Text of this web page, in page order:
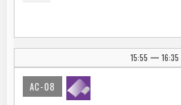
15:55 | 16:35
AC-08